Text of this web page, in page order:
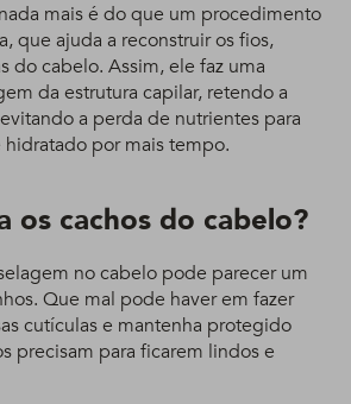
mais é do que um procedimento
que ajuda a reconstruir os fios,
do cabelo. Assim, ele faz uma
da estrutura capilar, retendo a
a perda de nutrientes para
por mais tempo.
os cachos do cabelo?
no cabelo pode parecer um
Que mal pode haver em fazer
cutículas e mantenha protegido
precisam para ficarem lindos e